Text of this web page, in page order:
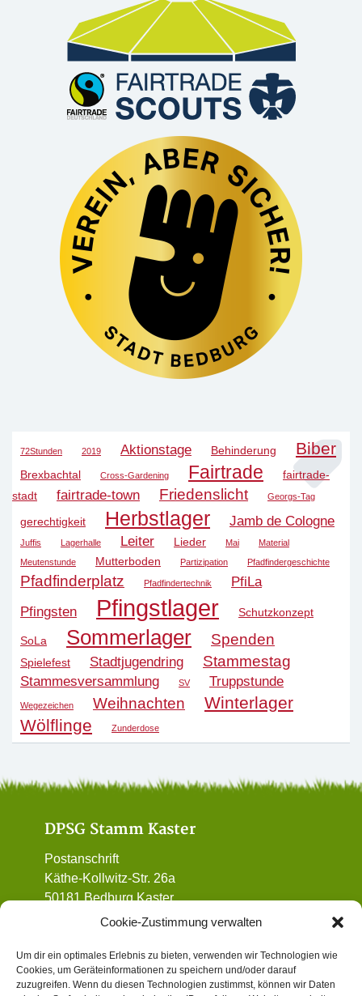
Cookie-Zustimmung verwalten
Um dir ein optimales Erlebnis zu bieten, verwenden wir Technologien wie
Cookies, um Geräteinformationen zu speichern und/oder darauf
zuzugreifen. Wenn du diesen Technologien zustimmst, können wir Daten
72Stunden 2019 Aktionstage Behinderung Biber
Brexbachtal Cross-Gardening Fairtrade
fairtrade-
stadt
fairtrade-town Friedenslicht Georgs-Tag
gerechtigkeit Herbstlager Jamb de Cologne
Juffis Lagerhalle Leiter Lieder Mai
Material
Meutenstunde
Mutterboden Partizipation Pfadfindergeschichte
Pfadfinderplatz Pfadfindertechnik
PfiLa
Pfingsten
Pfingstlager Schutzkonzept
SoLa Sommerlager Spenden
Spielefest Stadtjugendring Stammestag
Stammesversammlung SV Truppstunde
Wegezeichen Weihnachten
Winterlager
Wölflinge
Zunderdose
DPSG Stamm Kaster
Postanschrift
Käthe-Kollwitz-Str. 26a
50181 Bedburg Kaster
01 72 / 90 32 962
Informatives